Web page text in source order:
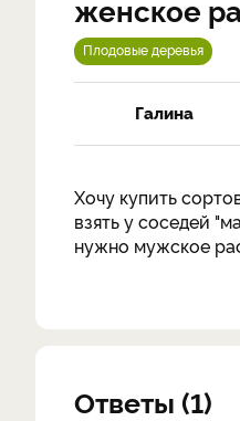
женское
Плодовые деревья
Галина
Хочу купить
взять у соседей
нужно мужское
Ответы (1)